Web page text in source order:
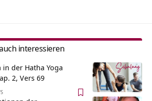
interessieren
in der Hatha Yoga
2, Vers 69